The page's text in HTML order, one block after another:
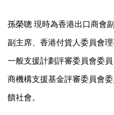
孫榮聰 現時為香港出口商會
副主席、香港付貨人委員會
一般支援計劃評審委員會委
商機構支援基金評審委員會
饋社會。